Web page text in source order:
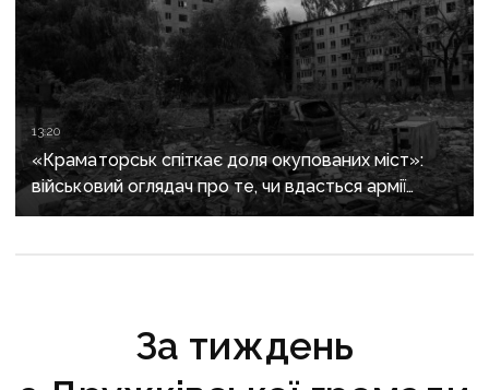
13:20
«Краматорськ спіткає доля окупованих міст»:
військовий оглядач про те, чи вдасться армії
рф захопити останню агломерацію Донеччини до
За тиждень